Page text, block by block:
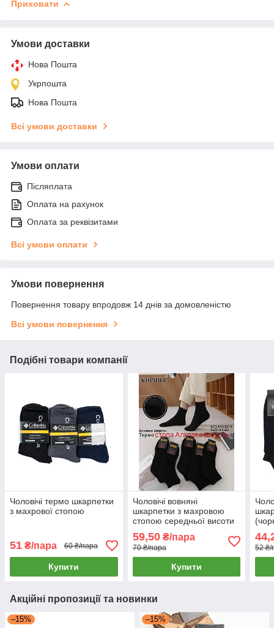
Приховати
Умови доставки
Нова Пошта
Укрпошта
Нова Пошта
Всі умови доставки
Умови оплати
Післяплата
Оплата на рахунок
Оплата за реквізитами
Всі умови оплати
Умови повернення
Повернення товару впродовж 14 днів за домовленістю
Всі умови повернення
Подібні товари компанії
Чоловічі термо шкарпетки
з махрової стопою
51 ₴/пара 60 ₴/пара
Купити
Чоловічі вовняні
шкарпетки з махровою
стопою середньої висоти
Корона
59,50₴/пара
70 ₴/пара
Купити
52 ₴/
Акційні пропозиції та новинки
–15% –15%